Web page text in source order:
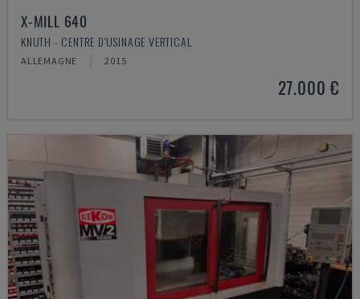
X-MILL 640
KNUTH - CENTRE D'USINAGE VERTICAL
ALLEMAGNE 2015
27.000 €